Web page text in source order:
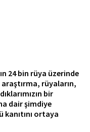
24 bin rüya üzerinde
rüyaların,
bir
dair şimdiye
kanıtını ortaya